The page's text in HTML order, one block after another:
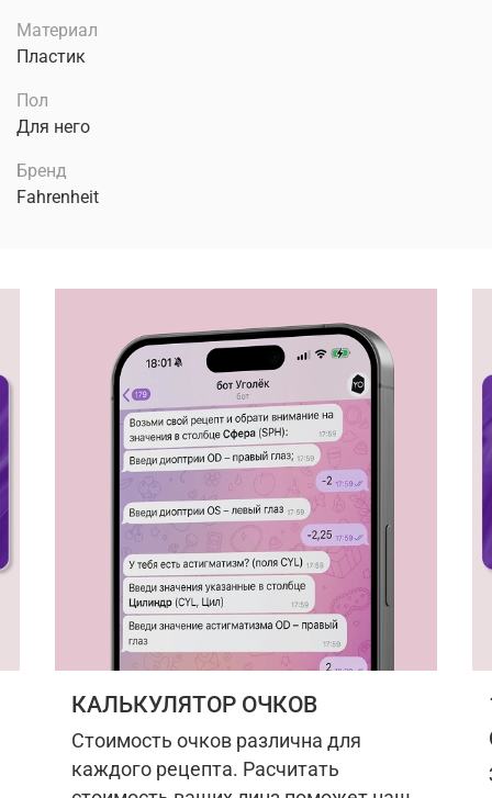
Материал
Пластик
Пол
Для него
Бренд
Fahrenheit
КАЛЬКУЛЯТОР ОЧКОВ
Стоимость очков различна для
каждого рецепта. Расчитать